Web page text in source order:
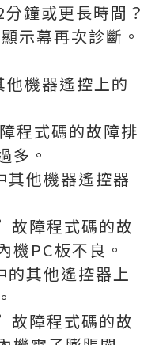
鐘或更長時間？
示幕再次診斷。
機器遙控上的
程式碼的故障排
多。
其他機器遙控器
障程式碼的故
機PC板不良。
的其他遙控器上
障程式碼的故